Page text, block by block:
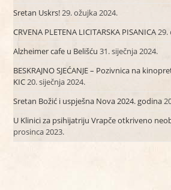
Sretan Uskrs!29. ožujka 2024.
CRVENA PLETENA LICITARSKA PISANICA29.
Alzheimer cafe u Belišću 31. siječnja 2024.
BESKRAJNO SJEĆANJE – Pozivnica na
KIC20. siječnja 2024.
Sretan Božić i uspješna Nova 2024. godina
U Klinici za psihijatriju Vrapče otkriveno
prosinca 2023.